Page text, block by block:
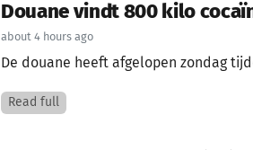
Douane vindt 800 kilo
about 4 hours ago
De douane heeft afgelopen zondag
Read full